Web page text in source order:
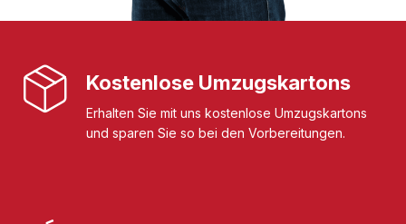
Kostenlose Umzugskartons
Erhalten Sie mit uns kostenlose Umzugskartons
und sparen Sie so bei den Vorbereitungen.